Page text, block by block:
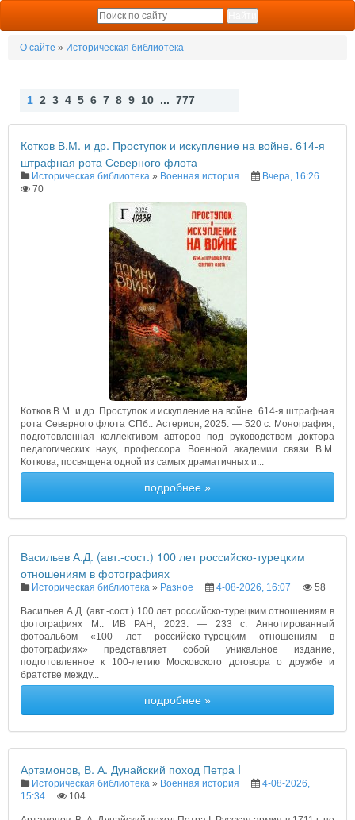
О сайте » Историческая библиотека
1 2 3 4 5 6 7 8 9 10 ... 777
Котков В.М. и др. Проступок и искупление на войне. 614-я
штрафная рота Северного флота
Историческая библиотека » Военная история
Вчера, 16:26
70
Котков В.М. и др. Проступок и искупление на войне. 614-я штрафная
рота Северного флота СПб.: Астерион, 2025. — 520 с. Монография,
подготовленная коллективом авторов под руководством доктора
педагогических наук, профессора Военной академии связи В.М.
Коткова, посвящена одной из самых драматичных и...
подробнее »
Васильев А.Д. (авт.-сост.) 100 лет российско-турецким
отношениям в фотографиях
Историческая библиотека » Разное 4-08-2026, 16:07 58
Васильев А.Д. (авт.-сост.) 100 лет российско-турецким отношениям в
фотографиях М.: ИВ РАН, 2023. — 233 с. Аннотированный
фотоальбом «100 лет российско-турецким отношениям в
фотографиях» представляет собой уникальное издание,
подготовленное к 100-летию Московского договора о дружбе и
братстве между...
подробнее »
Артамонов, В. А. Дунайский поход Петра I
Историческая библиотека » Военная история
4-08-2026,
15:34
104